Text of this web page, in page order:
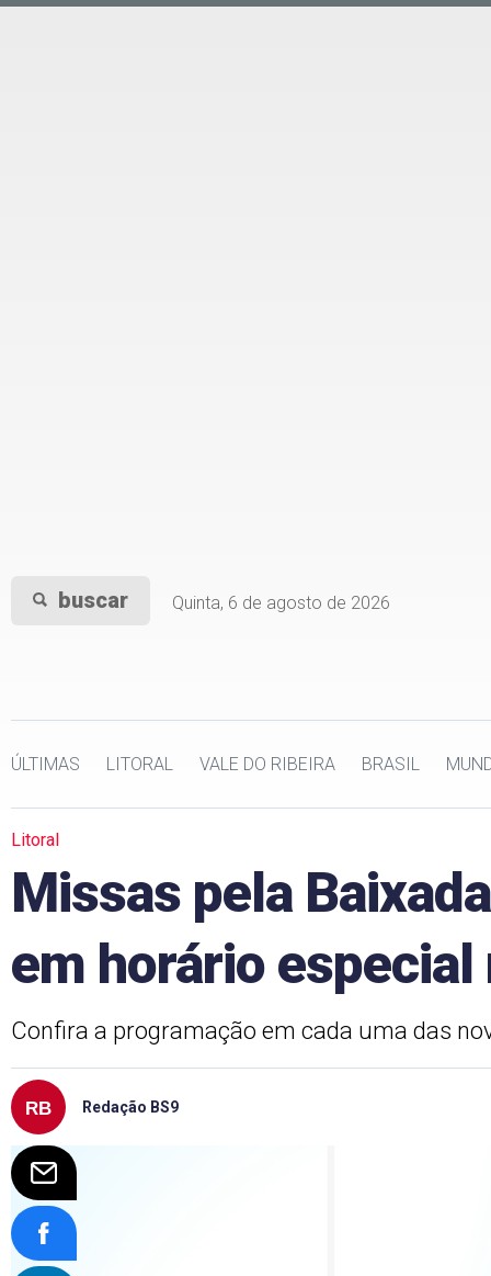
buscar Quinta, 6 de agosto de 2026
ÚLTIMAS LITORAL VALE DO RIBEIRA BRASIL
Litoral
Missas pela
em horário
Confira a programação em cada uma das
Redação BS9